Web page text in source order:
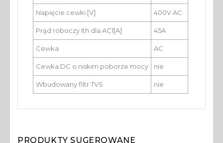
Napięcie cewki [V] 400V AC
Prąd roboczy Ith dla AC1[A] 45A
Cewka AC
Cewka DC o niskim poborze mocy nie
Wbudowany filtr TVS nie
PRODUKTY SUGEROWANE